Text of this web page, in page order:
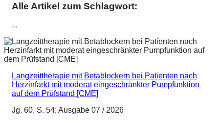
Alle Artikel zum Schlagwort:
...
Langzeittherapie mit Betablockern bei Patienten nach
Herzinfarkt mit moderat eingeschränkter Pumpfunktion
auf dem Prüfstand [CME]
Jg. 60, S. 54; Ausgabe 07 / 2026